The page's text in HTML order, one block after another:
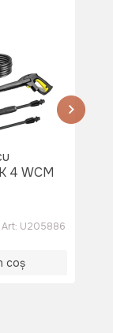
4 WCM
Art: U205886
coș